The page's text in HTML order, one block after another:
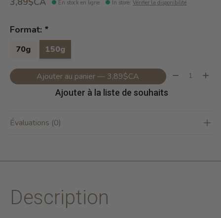
En stock en ligne In store:Vérifier la disponibilité
Format: *
70g 150g
Ajouter au panier — 3,89$CA Quantité:
Ajouter à la liste de souhaits
Évaluations (0)
Description